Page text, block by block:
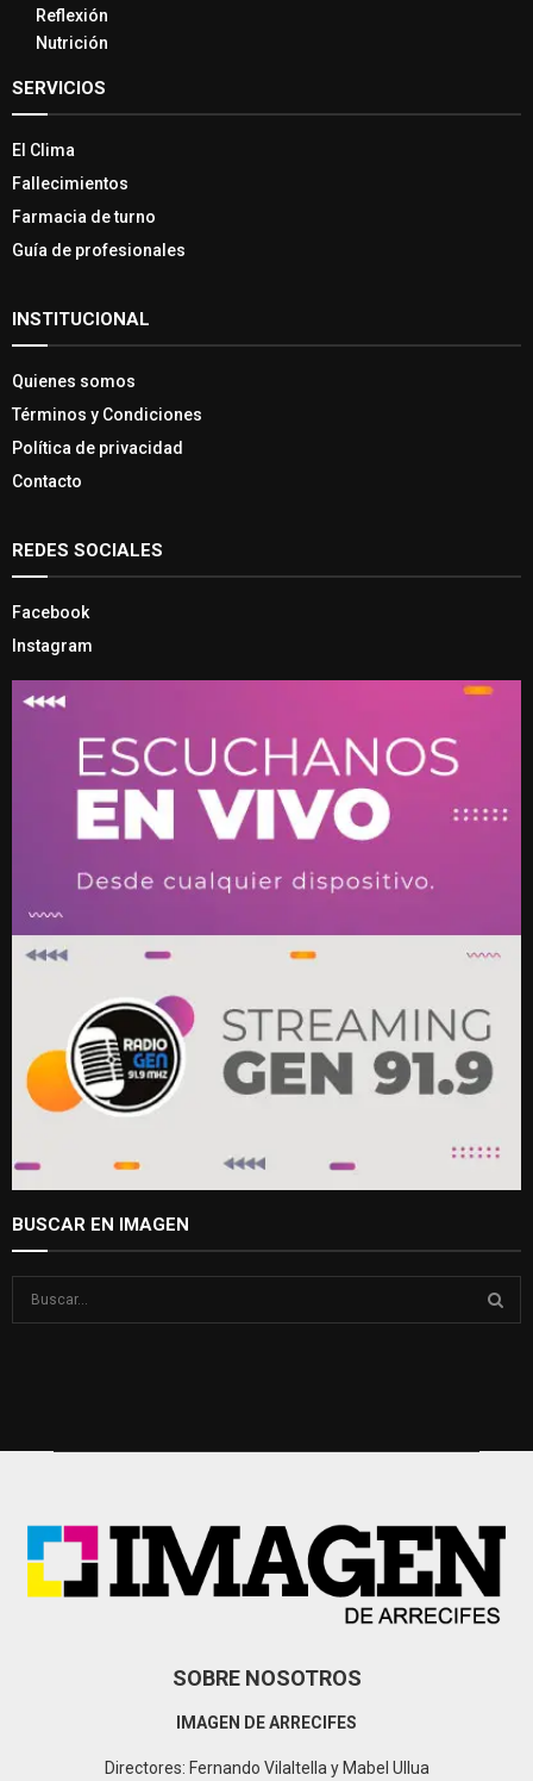
Reflexión
Nutrición
SERVICIOS
El Clima
Fallecimientos
Farmacia de turno
Guía de profesionales
INSTITUCIONAL
Quienes somos
Términos y Condiciones
Política de privacidad
Contacto
REDES SOCIALES
Facebook
Instagram
BUSCAR EN IMAGEN
SOBRE NOSOTROS
IMAGEN DE ARRECIFES
Directores: Fernando Vilaltella y Mabel Ullua